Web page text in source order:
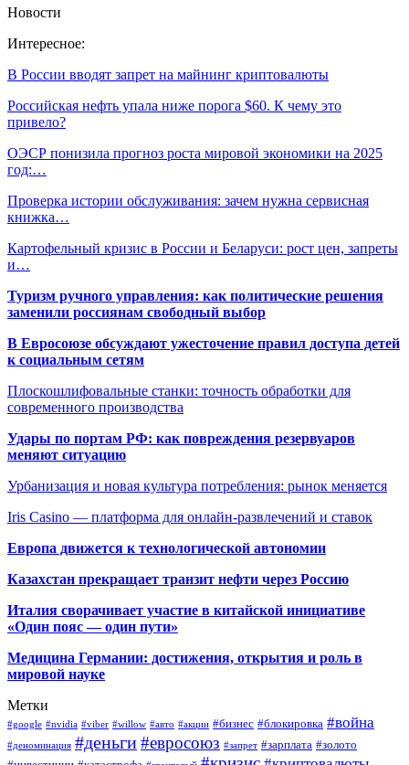
Новости
Интересное:
В России вводят запрет на майнинг криптовалюты
Российская нефть упала ниже порога $60. К чему это
привело?
ОЭСР понизила прогноз роста мировой экономики на 2025
год:…
Проверка истории обслуживания: зачем нужна сервисная
книжка…
Картофельный кризис в России и Беларуси: рост цен, запреты
и…
Туризм ручного управления: как политические решения
заменили россиянам свободный выбор
В Евросоюзе обсуждают ужесточение правил доступа детей
к социальным сетям
Плоскошлифовальные станки: точность обработки для
современного производства
Удары по портам РФ: как повреждения резервуаров
меняют ситуацию
Урбанизация и новая культура потребления: рынок меняется
Iris Casino — платформа для онлайн-развлечений и ставок
Европа движется к технологической автономии
Казахстан прекращает транзит нефти через Россию
Италия сворачивает участие в китайской инициативе
«Один пояс — один пути»
Медицина Германии: достижения, открытия и роль в
мировой науке
Метки
#google #nvidia #viber #willow #авто #акции #бизнес #блокировка #война
#деноминация #деньги#евросоюз #запрет #зарплата #золото